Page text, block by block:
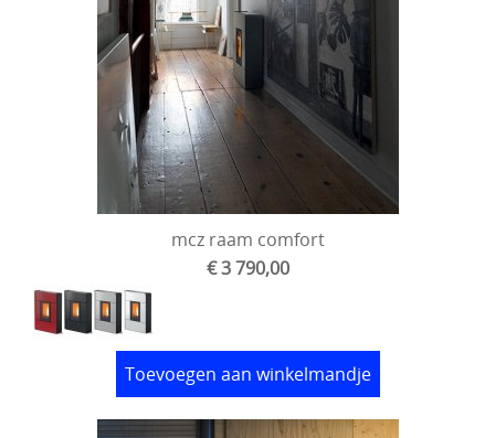
mcz raam comfort
€ 3 790,00
Toevoegen aan winkelmandje